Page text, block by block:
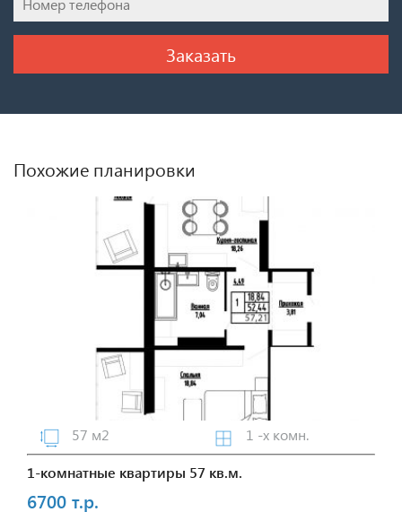
Похожие планировки
57 м2
1 -х комн.
1-комнатные квартиры 57 кв.м.
6700 т.р.